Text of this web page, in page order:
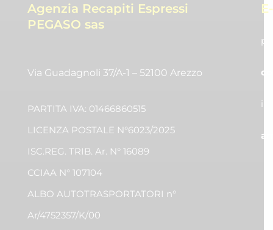
Agenzia Recapiti Espressi
PEGASO sas
Via Guadagnoli 37/A-1 – 52100 Arezzo
PARTITA IVA: 01466860515
LICENZA POSTALE N°6023/2025
ISC.REG. TRIB. Ar. N° 16089
CCIAA N° 107104
ALBO AUTOTRASPORTATORI n°
Ar/4752357/K/00